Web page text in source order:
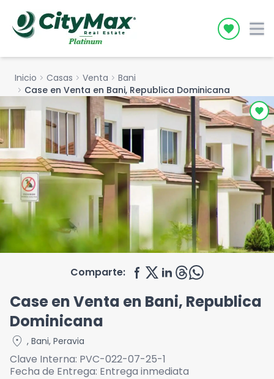
Icon
Inicio chevron_right Casas chevron_right Venta chevron_right Bani
chevron_right Case en Venta en Bani, Republica Dominicana
Comparte:
Case en Venta en Bani, Republica
Dominicana
location_on , Bani, Peravia
Clave Interna: PVC-022-07-25-1
Fecha de Entrega: Entrega inmediata